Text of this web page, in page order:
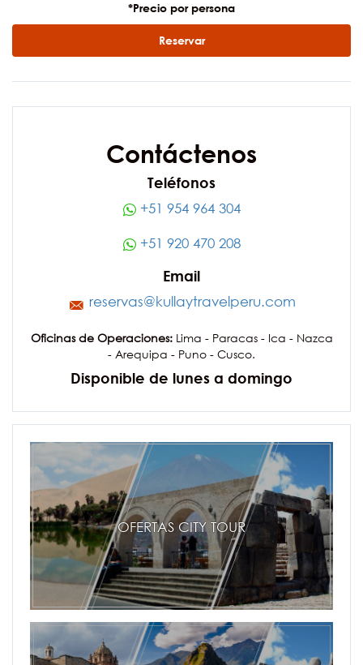
*Precio por persona
Reservar
Contáctenos
Teléfonos
+51 954 964 304
+51 920 470 208
Email
reservas@kullaytravelperu.com
Oficinas de Operaciones:Lima - Paracas - Ica - Nazca
- Arequipa - Puno - Cusco.
Disponible de lunes a domingo
OFERTAS CITY TOUR